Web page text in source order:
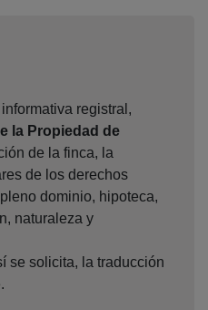
nueva
registral,
la Propiedad de
de la finca, la
de los derechos
dominio, hipoteca,
naturaleza y
se solicita, la traducción